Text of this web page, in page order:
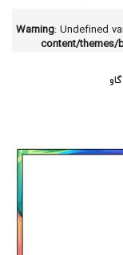
Warning: Undefined
content/